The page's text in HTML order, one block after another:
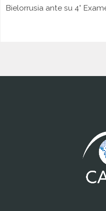
Bielorrusia ante su 4°